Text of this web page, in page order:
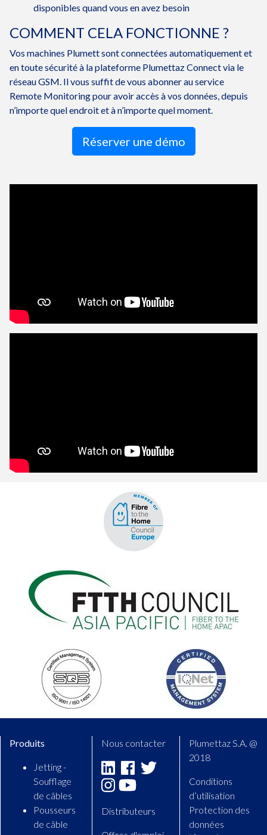
disponibles quand vous en avez besoin
COMMENT CELA FONCTIONNE ?
Vos machines Plumett sont connectées automatiquement et
en toute sécurité à la plateforme Plumettaz Connect via le
réseau GSM. Il vous suffit de vous abonner au service
Remote Monitoring pour avoir accès à vos données, depuis
n’importe quel endroit et à n’importe quel moment.
Réserver une démo
Produits
Jetting -
Soufflage
de câbles
Pousseurs
de câble
Nous contacter
LinkedinFacebook
Instagram
Distributeurs
Plumettaz S.A. @
2018
Conditions
d’utilisation
Protection des
données